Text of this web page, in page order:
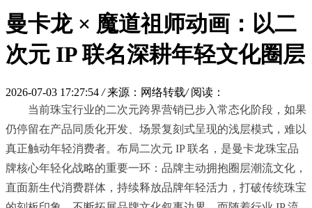
曼卡龙 × 魔道祖师动画：以二
次元 IP 联名深耕年轻文化圈层
2026-07-03 17:27:54 / 来源：网络转载/ 阅读：
当前珠宝行业的二次元跨界营销已步入常态化阶段，如果
仍停留在产品同质化开发、场景复刻式呈现的浅层模式，难以
真正触动年轻消费者。布局二次元 IP 联名，是曼卡龙珠宝品
牌核心年轻化战略的重要一环：品牌主动拥抱圈层潮流文化，
直面新生代消费群体，持续释放品牌年轻活力，打破传统珠宝